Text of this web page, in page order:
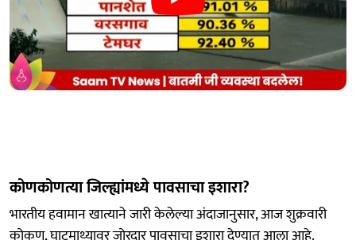
कोणकोणत्या जिल्ह्यांमध्ये पावसाचा इशारा?
भारतीय हवामान खात्याने जारी केलेल्या अंदाजानुसार, आज शुक्रवारी